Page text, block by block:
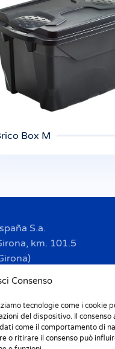
Consenso
tecnologie come i cookie
del dispositivo. Il consenso
come il comportamento di
o ritirare il consenso può
Box M
S.a.
km. 101.5